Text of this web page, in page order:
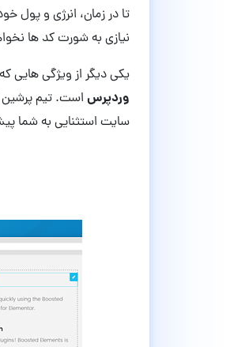
تا در زمان، انرژی و پول
نیازی به شورت کد ها
یکی دیگر از ویژگی هایی که
وردپرس است. تیم
سایت استثنایی به شما